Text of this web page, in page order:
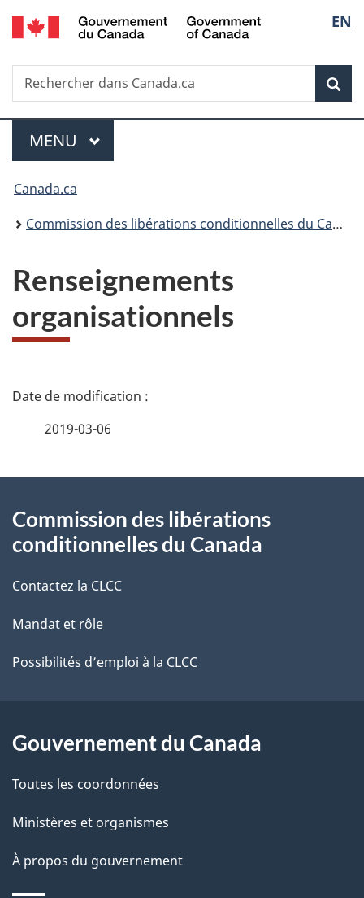
Passer
au
principal
Passer
à
Au
du
Passer
à
version
simplifiée
de
la
EN
Recherche
Rechercher
dans
Menu
MENU PRINCIPAL
Vous
êtes
Canada.ca
Commission des libérations conditionnelles du Canada
Renseignements
organisationnels
D
i
s
d
e
a
p
a
g
e
2019-03-06
propos
ce
site
Commission des libérations
conditionnelles du Canada
Contactez la CLCC
Mandat et rôle
Possibilités d’emploi à la CLCC
Gouvernement du Canada
Toutes les coordonnées
Ministères et organismes
À propos du gouvernement